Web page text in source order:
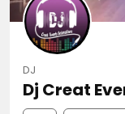
DJ
Dj Creat